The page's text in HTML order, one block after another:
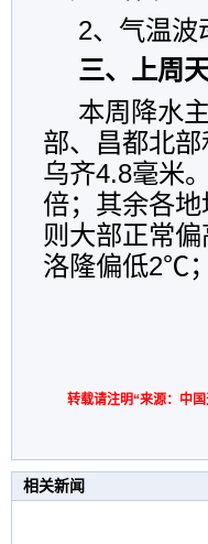
2、气温波
三、上周
本周降水
部、昌都北
乌齐4.8毫米
倍；其余各
则大部正常
洛隆偏低2℃
转载请注明“来源：中国
相关新闻